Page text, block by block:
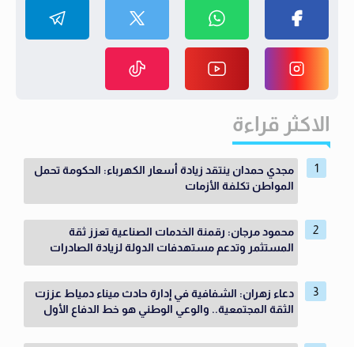
الاكثر قراءة
مجدي حمدان ينتقد زيادة أسعار الكهرباء: الحكومة تحمل
المواطن تكلفة الأزمات
محمود مرجان: رقمنة الخدمات الصناعية تعزز ثقة
المستثمر وتدعم مستهدفات الدولة لزيادة الصادرات
دعاء زهران: الشفافية في إدارة حادث ميناء دمياط عززت
الثقة المجتمعية.. والوعي الوطني هو خط الدفاع الأول